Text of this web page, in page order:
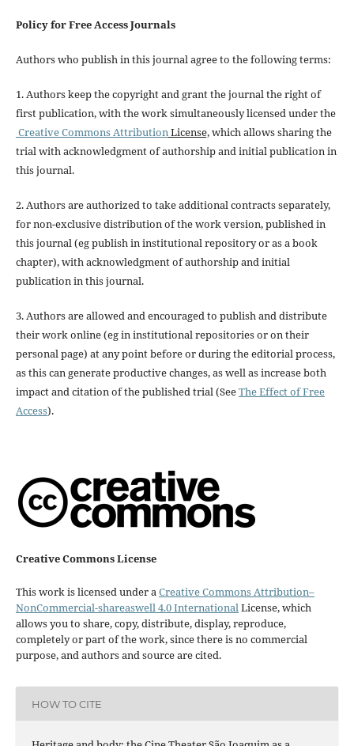
Policy for Free Access Journals
Authors who publish in this journal agree to the following terms:
1. Authors keep the copyright and grant the journal the right of
first publication, with the work simultaneously licensed under the
Creative Commons AttributionLicense,which allows sharing the
trial with acknowledgment of authorship and initial publication in
this journal.
2. Authors are authorized to take additional contracts separately,
for non-exclusive distribution of the work version, published in
this journal (eg publish in institutional repository or as a book
chapter), with acknowledgment of authorship and initial
publication in this journal.
3. Authors are allowed and encouraged to publish and distribute
their work online (eg in institutional repositories or on their
personal page) at any point before or during the editorial process,
as this can generate productive changes, as well as increase both
impact and citation of the published trial (SeeThe Effect of Free
Access).
Creative Commons License
This work is licensed under aCreative Commons Attribution–
NonCommercial-shareaswell 4.0 InternationalLicense, which
allows you to share, copy, distribute, display, reproduce,
completely or part of the work, since there is no commercial
purpose, and authors and source are cited.
HOW TO CITE